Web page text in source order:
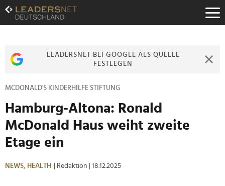
Zum
Inhalt
Zur
Zur
LEADERSNET BEI GOOGLE ALS QUELLE
FESTLEGEN
MCDONALD'S KINDERHILFE STIFTUNG
Hamburg-Altona: Ronald
McDonald Haus weiht zweite
Etage ein
NEWS, HEALTH | Redaktion | 18.12.2025